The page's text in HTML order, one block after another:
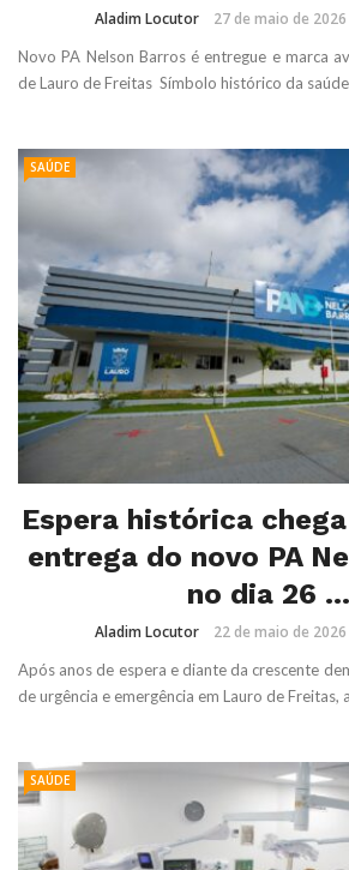
Aladim Locutor 27 de maio de 2026
Novo PA Nelson Barros é entregue e marca
de Lauro de Freitas Símbolo histórico da saúde
SAÚDE
Espera histórica
entrega do novo PA
no dia 26 ...
Aladim Locutor 22 de maio de 2026
Após anos de espera e diante da crescente
de urgência e emergência em Lauro de Freitas,
SAÚDE